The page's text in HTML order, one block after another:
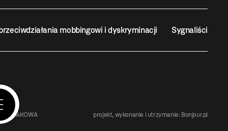
mobbingowi i dyskryminacji Sygnaliści
KRAKOWA projekt, wykonanie i utrzymanie: Bonjour.pl